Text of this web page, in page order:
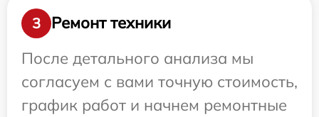
3
Ремонт техники
После детального анализа мы
согласуем с вами точную стоимость,
график работ и начнем ремонтные